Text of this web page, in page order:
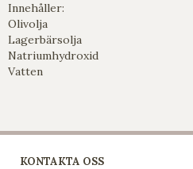
Innehåller:
Olivolja
Lagerbärsolja
Natriumhydroxid
Vatten
KONTAKTA OSS